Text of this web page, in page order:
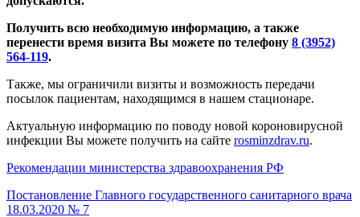
Получить всю необходимую информацию, а также
перенести время визита Вы можете по телефону 8 (3952)
564-119.
Также, мы ограничили визиты и возможность передачи
посылок пациентам, находящимся в нашем стационаре.
Актуальную информацию по поводу новой короновирусной
инфекции Вы можете получить на сайте rosminzdrav.ru.
Рекомендации министерства здравоохранения РФ
Постановление Главного государственного санитарного врача
18.03.2020 № 7